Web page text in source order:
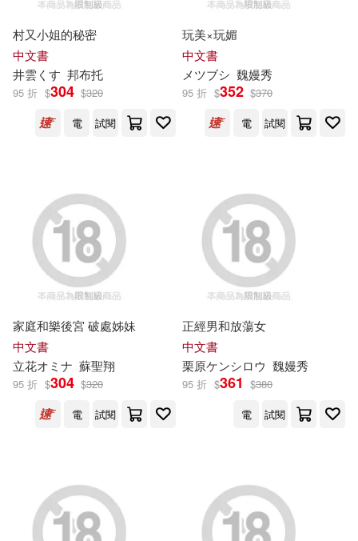
胡順萍(10)
（俄羅斯）飛機聯合股份有限公司
伊蒂絲．內斯比特(9)
台灣電力公司企劃處圖書室(9)
和誼創新編輯部(9)
大方影像製作股份有限公司(9)
林賢明(9)
洪燕梅(9)
科學出版社(8)
上海科學技術出版社(7)
化學工業出版社(7)
商周出版(7)
天津人民美術出版社(7)
成都地圖出版社(7)
交通部觀光署澎湖國家風景區管理
處(6)
國立台灣交響樂團(6)
村又小姐的秘密
中文書
井雲くす 邦布托
95 折 $304 $320
電
試閱
玩美×玩媚
中文書
メツブシ 魏嫚秀
95 折 $352 $370
電
試閱
家庭和樂後宮 破處姊妹
中文書
立花オミナ 蘇聖翔
95 折 $304 $320
電
試閱
正經男和放蕩女
中文書
栗原ケンシロウ 魏嫚秀
95 折 $361 $380
電
試閱